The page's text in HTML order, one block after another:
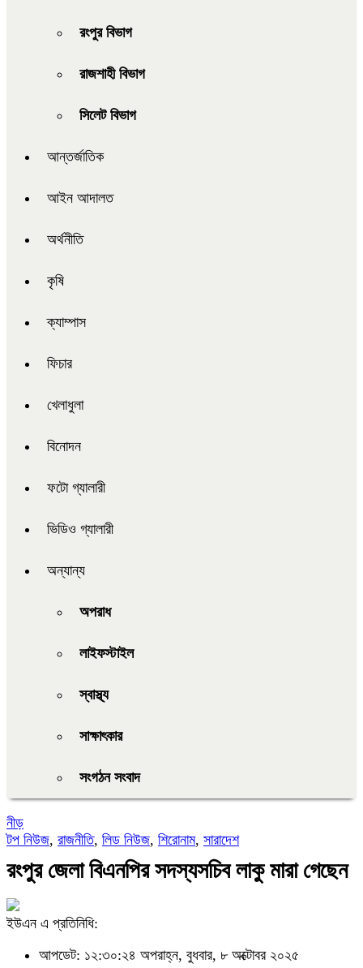
রংপুর বিভাগ
রাজশাহী বিভাগ
সিলেট বিভাগ
আন্তর্জাতিক
আইন আদালত
অর্থনীতি
কৃষি
ক্যাম্পাস
ফিচার
খেলাধুলা
বিনোদন
ফটো গ্যালারী
ভিডিও গ্যালারী
অন্যান্য
অপরাধ
লাইফস্টাইল
স্বাস্থ্য
সাক্ষাৎকার
সংগঠন সংবাদ
নীড়
টপ নিউজ, রাজনীতি, লিড নিউজ, শিরোনাম, সারাদেশ
রংপুর জেলা বিএনপির সদস্যসচিব লাকু মারা গেছেন
ইউএন এ প্রতিনিধি:
আপডেট: ১২:৩০:২৪ অপরাহ্ন, বুধবার, ৮ অক্টোবর ২০২৫